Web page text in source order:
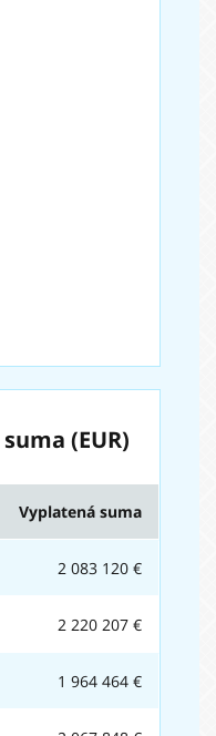
(EUR)
Vyplatená suma
2 083 120 €
2 220 207 €
1 964 464 €